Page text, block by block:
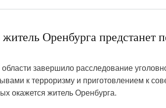
Оренбурга предстанет
завершило расследование
к терроризму и приготовлением к
окажется житель Оренбурга.